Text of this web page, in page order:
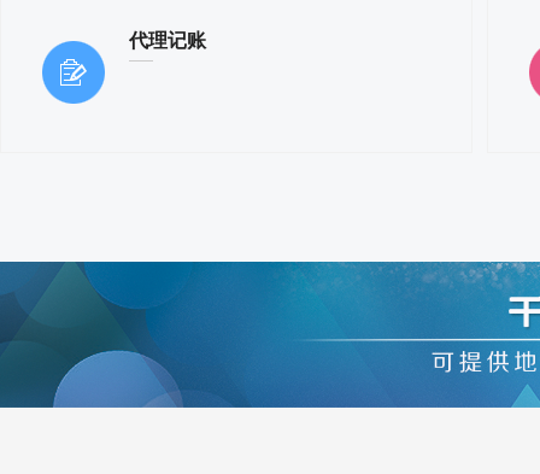
代理记账